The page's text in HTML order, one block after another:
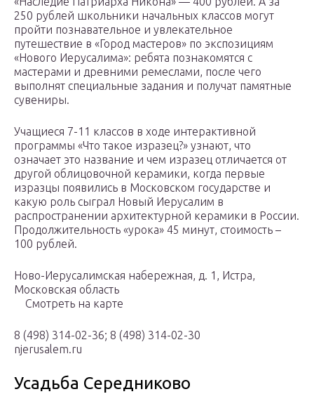
250 рублей школьники начальных классов могут
пройти познавательное и увлекательное
путешествие в «Город мастеров» по экспозициям
«Нового Иерусалима»: ребята познакомятся с
мастерами и древними ремеслами, после чего
выполнят специальные задания и получат памятные
сувениры.
Учащиеся 7-11 классов в ходе интерактивной
программы «Что такое изразец?» узнают, что
означает это название и чем изразец отличается от
другой облицовочной керамики, когда первые
изразцы появились в Московском государстве и
какую роль сыграл Новый Иерусалим в
распространении архитектурной керамики в России.
Продолжительность «урока» 45 минут, стоимость –
100 рублей.
Ново-Иерусалимская набережная, д. 1, Истра,
Московская область
Смотреть на карте
8 (498) 314-02-36; 8 (498) 314-02-30
njerusalem.ru
Усадьба Середниково